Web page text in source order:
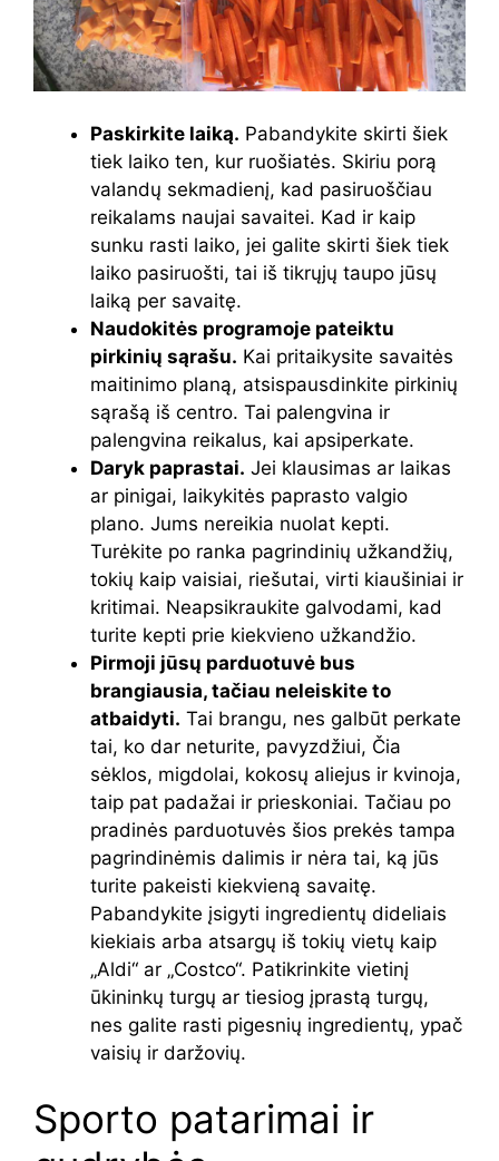
Paskirkite laiką. Pabandykite skirti šiek
tiek laiko ten, kur ruošiatės. Skiriu porą
valandų sekmadienį, kad pasiruoščiau
reikalams naujai savaitei. Kad ir kaip
sunku rasti laiko, jei galite skirti šiek tiek
laiko pasiruošti, tai iš tikrųjų taupo jūsų
laiką per savaitę.
Naudokitės programoje pateiktu
pirkinių sąrašu. Kai pritaikysite savaitės
maitinimo planą, atsispausdinkite pirkinių
sąrašą iš centro. Tai palengvina ir
palengvina reikalus, kai apsiperkate.
Daryk paprastai. Jei klausimas ar laikas
ar pinigai, laikykitės paprasto valgio
plano. Jums nereikia nuolat kepti.
Turėkite po ranka pagrindinių užkandžių,
tokių kaip vaisiai, riešutai, virti kiaušiniai ir
kritimai. Neapsikraukite galvodami, kad
turite kepti prie kiekvieno užkandžio.
Pirmoji jūsų parduotuvė bus
brangiausia, tačiau neleiskite to
atbaidyti. Tai brangu, nes galbūt perkate
tai, ko dar neturite, pavyzdžiui, Čia
sėklos, migdolai, kokosų aliejus ir kvinoja,
taip pat padažai ir prieskoniai. Tačiau po
pradinės parduotuvės šios prekės tampa
pagrindinėmis dalimis ir nėra tai, ką jūs
turite pakeisti kiekvieną savaitę.
Pabandykite įsigyti ingredientų dideliais
kiekiais arba atsargų iš tokių vietų kaip
„Aldi“ ar „Costco“. Patikrinkite vietinį
ūkininkų turgų ar tiesiog įprastą turgų,
nes galite rasti pigesnių ingredientų, ypač
vaisių ir daržovių.
Sporto patarimai ir